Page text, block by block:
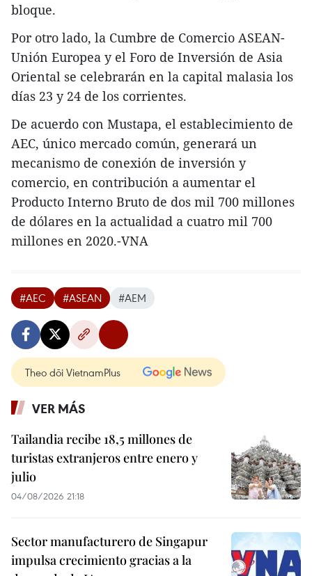
bloque.
Por otro lado, la Cumbre de Comercio ASEAN-
Unión Europea y el Foro de Inversión de Asia
Oriental se celebrarán en la capital malasia los
días 23 y 24 de los corrientes.
De acuerdo con Mustapa, el establecimiento de
AEC, único mercado común, generará un
mecanismo de conexión de inversión y
comercio, en contribución a aumentar el
Producto Interno Bruto de dos mil 700 millones
de dólares en la actualidad a cuatro mil 700
millones en 2020.-VNA
#AEC #ASEAN #AEM
Theo dõi VietnamPlus
VER MÁS
Tailandia recibe 18,5 millones de
turistas extranjeros entre enero y
julio
04/08/2026 21:18
Sector manufacturero de Singapur
impulsa crecimiento gracias a la